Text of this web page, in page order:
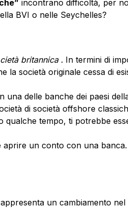
incontrano difficoltà, per
BVI o nelle Seychelles?
britannica . In termini di
la società originale cessa di
delle banche dei paesi
di società offshore
tempo, ti potrebbe
aprire un conto con una
un cambiamento